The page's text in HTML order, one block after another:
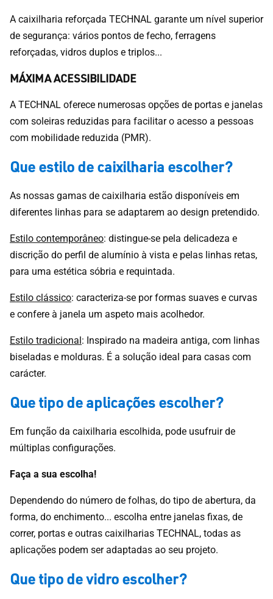
A caixilharia reforçada TECHNAL garante um nível superior
de segurança: vários pontos de fecho, ferragens
reforçadas, vidros duplos e triplos...
MÁXIMA ACESSIBILIDADE
A TECHNAL oferece numerosas opções de portas e janelas
com soleiras reduzidas para facilitar o acesso a pessoas
com mobilidade reduzida (PMR).
Que estilo de caixilharia escolher?
As nossas gamas de caixilharia estão disponíveis em
diferentes linhas para se adaptarem ao design pretendido.
Estilo contemporâneo: distingue-se pela delicadeza e
discrição do perfil de alumínio à vista e pelas linhas retas,
para uma estética sóbria e requintada.
Estilo clássico: caracteriza-se por formas suaves e curvas
e confere à janela um aspeto mais acolhedor.
Estilo tradicional: Inspirado na madeira antiga, com linhas
biseladas e molduras. É a solução ideal para casas com
carácter.
Que tipo de aplicações escolher?
Em função da caixilharia escolhida, pode usufruir de
múltiplas configurações.
Faça a sua escolha!
Dependendo do número de folhas, do tipo de abertura, da
forma, do enchimento... escolha entre janelas fixas, de
correr, portas e outras caixilharias TECHNAL, todas as
aplicações podem ser adaptadas ao seu projeto.
Que tipo de vidro escolher?